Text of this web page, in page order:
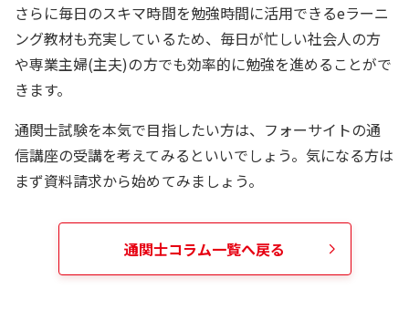
さらに毎日のスキマ時間を勉強時間に活用できるeラーニ
ング教材も充実しているため、毎日が忙しい社会人の方
や専業主婦(主夫)の方でも効率的に勉強を進めることがで
きます。
通関士試験を本気で目指したい方は、フォーサイトの通
信講座の受講を考えてみるといいでしょう。気になる方は
まず資料請求から始めてみましょう。
通関士コラム一覧へ戻る